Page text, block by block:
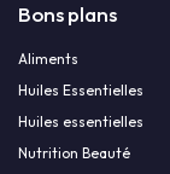
Bons plans
Aliments
Huiles Essentielles
Huiles essentielles
Nutrition Beauté